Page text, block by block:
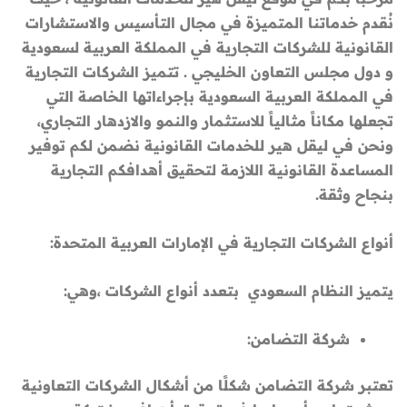
نُقدم خدماتنا المتميزة في مجال التأسيس والاستشارات
القانونية للشركات التجارية في المملكة العربية لسعودية
و دول مجلس التعاون الخليجي . تتميز الشركات التجارية
في المملكة العربية السعودية بإجراءاتها الخاصة التي
تجعلها مكاناً مثالياً للاستثمار والنمو والازدهار التجاري،
ونحن في ليقل هير للخدمات القانونية نضمن لكم توفير
المساعدة القانونية اللازمة لتحقيق أهدافكم التجارية
بنجاح وثقة.
أنواع الشركات التجارية في الإمارات العربية المتحدة:
يتميز النظام السعودي بتعدد أنواع الشركات ،وهي:
شركة التضامن:
تعتبر شركة التضامن شكلًا من أشكال الشركات التعاونية